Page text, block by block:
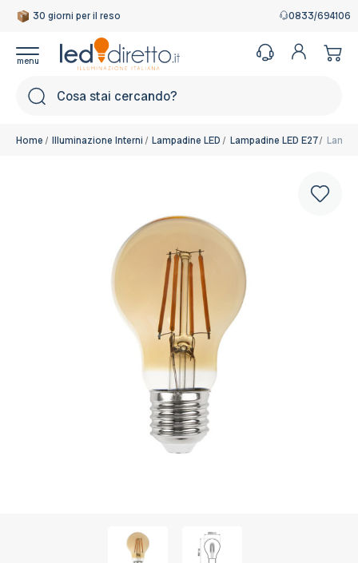
30 giorni per il reso
Garanzia Italiana 0833/694106
Home Illuminazione Interni Lampadine LED Lampadine LED E27
Bianco Caldo 2.500K
Disponibile, Spedito in 24/48 ore